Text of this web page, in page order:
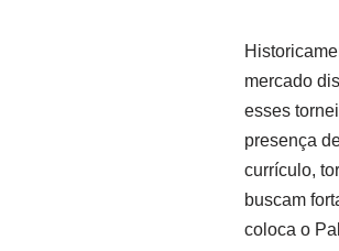
mercado
esses
presença
currículo,
buscam
coloca o